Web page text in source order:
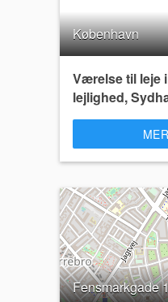
København
Værelse til leje
lejlighed,
Fensmarkgade